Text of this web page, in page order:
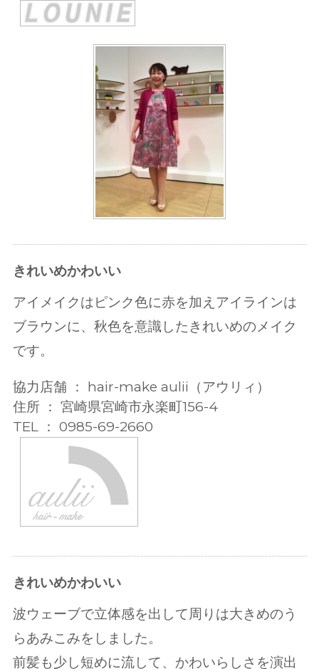
きれいめかわいい
アイメイクはピンク色に赤を加えアイラインは
ブラウンに、秋色を意識したきれいめのメイク
です。
協力店舗 ： hair-make aulii（アウリィ）
住所 ： 宮崎県宮崎市永楽町156-4
TEL ： 0985-69-2660
きれいめかわいい
波ウェーブで立体感を出して周りは大きめのう
らあみこみをしました。
前髪も少し短めに流して、かわいらしさを演出